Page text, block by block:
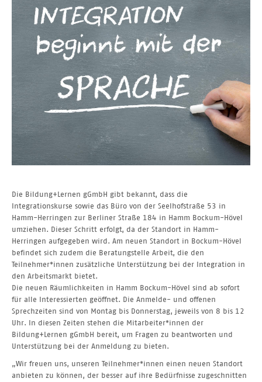
Die Bildung+Lernen gGmbH gibt bekannt, dass die
Integrationskurse sowie das Büro von der Seelhofstraße 53 in
Hamm-Herringen zur Berliner Straße 184 in Hamm Bockum-Hövel
umziehen. Dieser Schritt erfolgt, da der Standort in Hamm-
Herringen aufgegeben wird. Am neuen Standort in Bockum-Hövel
befindet sich zudem die Beratungstelle Arbeit, die den
Teilnehmer*innen zusätzliche Unterstützung bei der Integration in
den Arbeitsmarkt bietet.
Die neuen Räumlichkeiten in Hamm Bockum-Hövel sind ab sofort
für alle Interessierten geöffnet. Die Anmelde- und offenen
Sprechzeiten sind von Montag bis Donnerstag, jeweils von 8 bis 12
Uhr. In diesen Zeiten stehen die Mitarbeiter*innen der
Bildung+Lernen gGmbH bereit, um Fragen zu beantworten und
Unterstützung bei der Anmeldung zu bieten.
„Wir freuen uns, unseren Teilnehmer*innen einen neuen Standort
anbieten zu können, der besser auf ihre Bedürfnisse zugeschnitten